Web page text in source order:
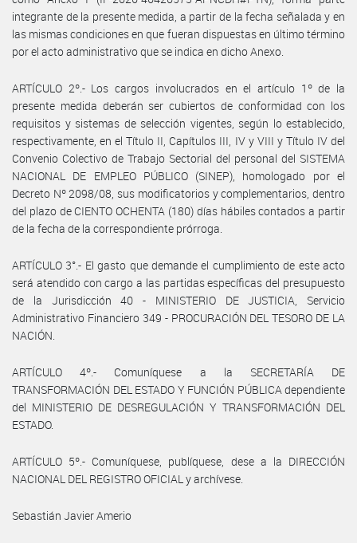
integrante de la presente medida, a partir de la fecha señalada y en
las mismas condiciones en que fueran dispuestas en último término
por el acto administrativo que se indica en dicho Anexo.
ARTÍCULO 2º.- Los cargos involucrados en el artículo 1º de la
presente medida deberán ser cubiertos de conformidad con los
requisitos y sistemas de selección vigentes, según lo establecido,
respectivamente, en el Título II, Capítulos III, IV y VIII y Título IV del
Convenio Colectivo de Trabajo Sectorial del personal del SISTEMA
NACIONAL DE EMPLEO PÚBLICO (SINEP), homologado por el
Decreto Nº 2098/08, sus modificatorios y complementarios, dentro
del plazo de CIENTO OCHENTA (180) días hábiles contados a partir
de la fecha de la correspondiente prórroga.
ARTÍCULO 3°.- El gasto que demande el cumplimiento de este acto
será atendido con cargo a las partidas específicas del presupuesto
de la Jurisdicción 40 - MINISTERIO DE JUSTICIA, Servicio
Administrativo Financiero 349 - PROCURACIÓN DEL TESORO DE LA
NACIÓN.
ARTÍCULO 4º.- Comuníquese a la SECRETARÍA DE
TRANSFORMACIÓN DEL ESTADO Y FUNCIÓN PÚBLICA dependiente
del MINISTERIO DE DESREGULACIÓN Y TRANSFORMACIÓN DEL
ESTADO.
ARTÍCULO 5º.- Comuníquese, publíquese, dese a la DIRECCIÓN
NACIONAL DEL REGISTRO OFICIAL y archívese.
Sebastián Javier Amerio